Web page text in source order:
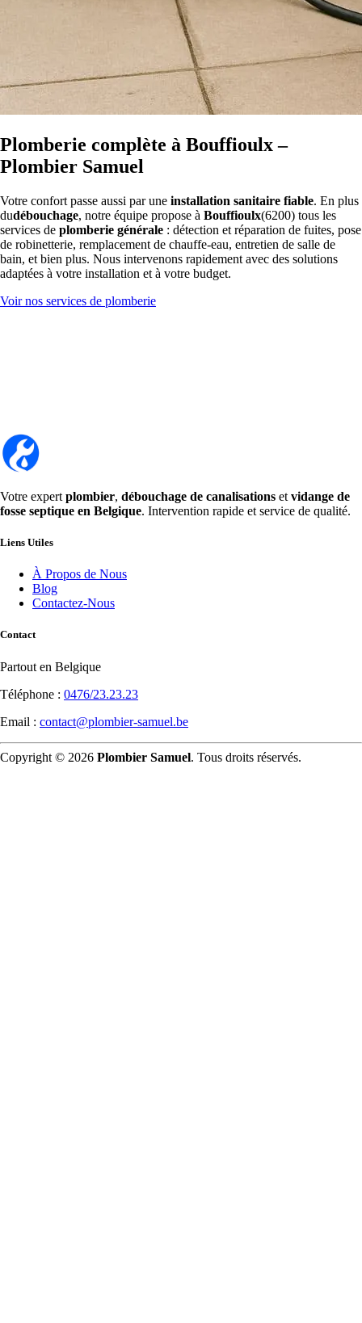
Plomberie complète à Bouffioulx –
Plombier Samuel
Votre confort passe aussi par une installation sanitaire fiable. En plus
dudébouchage, notre équipe propose à Bouffioulx(6200) tous les
services de plomberie générale : détection et réparation de fuites, pose
de robinetterie, remplacement de chauffe-eau, entretien de salle de
bain, et bien plus. Nous intervenons rapidement avec des solutions
adaptées à votre installation et à votre budget.
Voir nos services de plomberie
Votre expert plombier, débouchage de canalisations et vidange de
fosse septique en Belgique. Intervention rapide et service de qualité.
Liens Utiles
À Propos de Nous
Blog
Contactez-Nous
Contact
Partout en Belgique
Téléphone : 0476/23.23.23
Email : contact@plombier-samuel.be
Copyright © 2026 Plombier Samuel. Tous droits réservés.